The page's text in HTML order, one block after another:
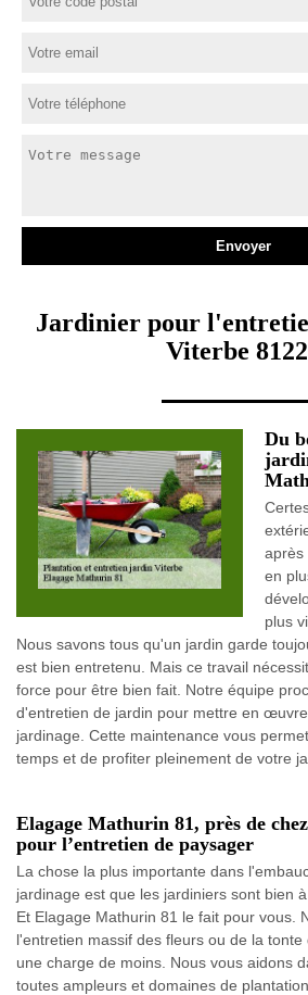
Jardinier pour
Viterbe
Du
après
en
plus
Nous savons tous qu'un jardin garde
est bien entretenu. Mais ce travail
force pour être bien fait. Notre équipe
d'entretien de jardin pour mettre en
jardinage. Cette maintenance vous
temps et de profiter pleinement de votre
Elagage Mathurin 81, près de
pour l’entretien de paysager
La chose la plus importante dans
jardinage est que les jardiniers sont bien
Et Elagage Mathurin 81 le fait pour vous.
l'entretien massif des fleurs ou de la
une charge de moins. Nous vous aidons
toutes ampleurs et domaines de